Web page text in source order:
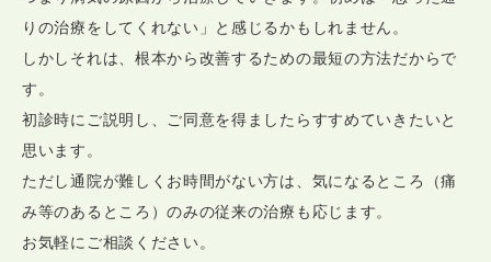
りの治療をしてくれない」と感じるかもしれません。
しかしそれは、根本から改善するための最短の方法だからで
す。
初診時にご説明し、ご同意を得ましたらすすめていきたいと
思います。
ただし通院が難しくお時間がない方は、気になるところ（痛
み等のあるところ）のみの従来の治療も応じます。
お気軽にご相談ください。